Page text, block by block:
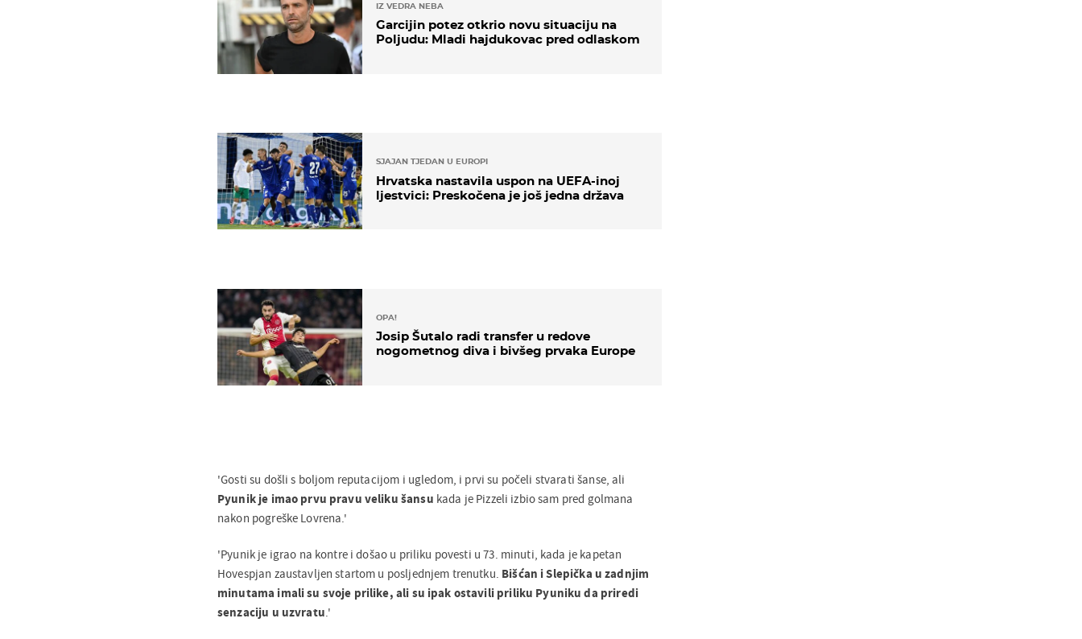
IZ VEDRA NEBA
Garcijin potez otkrio novu situaciju na
Poljudu: Mladi hajdukovac pred odlaskom
SJAJAN TJEDAN U EUROPI
Hrvatska nastavila uspon na UEFA-inoj
ljestvici: Preskočena je još jedna država
OPA!
Josip Šutalo radi transfer u redove
nogometnog diva i bivšeg prvaka Europe
'Gosti su došli s boljom reputacijom i ugledom, i prvi su počeli stvarati šanse, ali
Pyunik je imao prvu pravu veliku šansu kada je Pizzeli izbio sam pred golmana
nakon pogreške Lovrena.'
'Pyunik je igrao na kontre i došao u priliku povesti u 73. minuti, kada je kapetan
Hovespjan zaustavljen startom u posljednjem trenutku. Bišćan i Slepička u zadnjim
minutama imali su svoje prilike, ali su ipak ostavili priliku Pyuniku da priredi
senzaciju u uzvratu.'